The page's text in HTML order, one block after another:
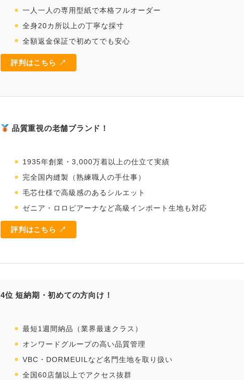
一人一人の専用型紙で本格フルオーダー
全身20カ所以上の丁寧な採寸
全額返金保証で初めてでも安心
評判はこちら ↗
品質重視の老舗ブランド！
1935年創業・3,000万着以上の仕立て実績
完全国内縫製（熟練職人の手仕事）
毛芯仕様で高級感のあるシルエット
ゼニア・ロロピアーナなど高級インポート生地も対応
評判はこちら ↗
4位 短納期・初めての方向け！
最短1週間納品（業界最速クラス）
オンワードグループの高い品質管理
VBC・DORMEUILなど名門生地を取り扱い
全国60店舗以上でアクセス抜群